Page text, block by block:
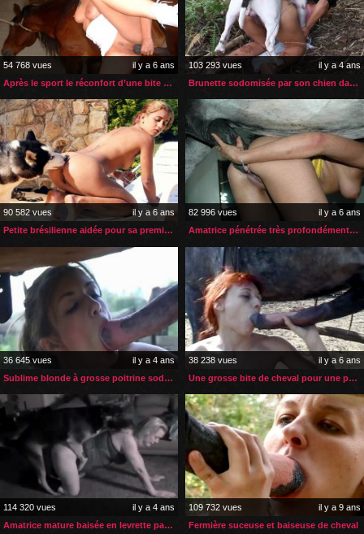
54 768 vues
il y a 6 ans
Après le sport le réconfort d’une bite de cheval dans le cul
103 293 vues
il y a 4 ans
Brunette sodomisée par son chien dans la forêt
90 582 vues
il y a 6 ans
Petite brésilienne aidée pour sa première sodomie zoophile
82 996 vues
il y a 6 ans
Amatrice pénétrée très profondément par son cheval
36 645 vues
il y a 4 ans
Sublime blonde à grosse poitrine sodomisée par son cheval
38 238 vues
il y a 6 ans
Une grosse bite de cheval pour une petite rousse zoophile
114 320 vues
il y a 4 ans
Amatrice mature baisée en levrette par son berger allemand
109 732 vues
il y a 9 ans
Fermière suceuse et baiseuse de cheval